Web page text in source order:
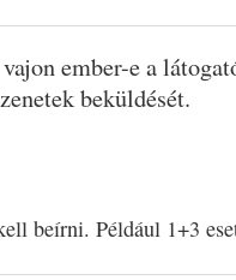
ember-e a
beküldését.
beírni. Például 1+3